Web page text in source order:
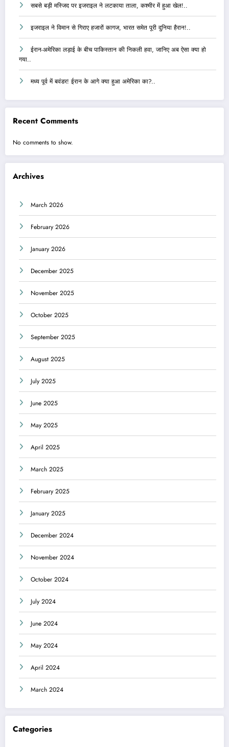
सबसे बड़ी मस्जिद पर इजराइल ने लटकाया ताला, कश्मीर में हुआ खेल!..
इजराइल ने विमान से गिराए हजारों कागज, भारत समेत पूरी दुनिया हैरान!..
ईरान-अमेरिका लड़ाई के बीच पाकिस्तान की निकली हवा, जानिए अब ऐसा क्या हो
गया..
मध्य पूर्व में बवंडर! ईरान के आगे क्या हुआ अमेरिका का?..
Recent Comments
No comments to show.
Archives
March 2026
February 2026
January 2026
December 2025
November 2025
October 2025
September 2025
August 2025
July 2025
June 2025
May 2025
April 2025
March 2025
February 2025
January 2025
December 2024
November 2024
October 2024
July 2024
June 2024
May 2024
April 2024
March 2024
Categories